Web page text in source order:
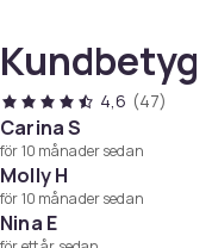
särskilt designad för
flexibel arbetsyta
och robust
kök, matplats eller
Multifunktionell
Den övre
Kundbetyg
4,6 (47)
Carina S
för 10 månader sedan
Molly H
för 10 månader sedan
Nina E